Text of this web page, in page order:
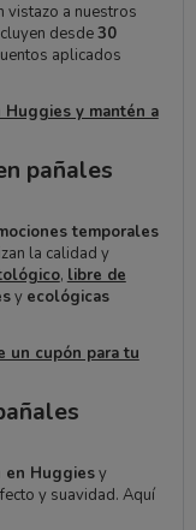
vistazo a nuestros
desde30
aplicados
y mantén a
pañales
temporales
la calidad y
, libre de
y ecológicas
un cupón para tu
en Huggiesy
y suavidad. Aquí